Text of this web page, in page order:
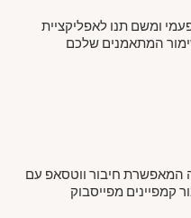
ומשם תנו לאפליקציית
המתאמנים שלכם
המאפשרת חיבור ווטסאפ עם
קמפיינים מפייסבוק